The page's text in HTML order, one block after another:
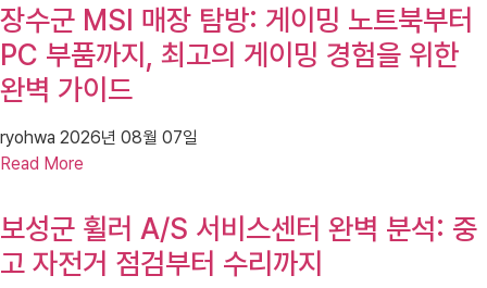
장수군 MSI 매장 탐방: 게이밍 노트북부터
PC 부품까지, 최고의 게이밍 경험을 위한
완벽 가이드
ryohwa 2026년 08월 07일
Read More
보성군 휠러 A/S 서비스센터 완벽 분석: 중
고 자전거 점검부터 수리까지